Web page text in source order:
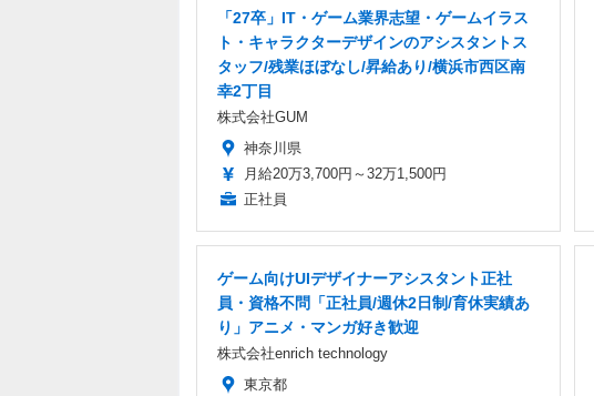
「27卒」IT・ゲーム業界志望・ゲームイラス
ト・キャラクターデザインのアシスタントス
タッフ/残業ほぼなし/昇給あり/横浜市西区南
幸2丁目
株式会社GUM
神奈川県
月給20万3,700円～32万1,500円
正社員
ゲーム向けUIデザイナーアシスタント正社
員・資格不問「正社員/週休2日制/育休実績あ
り」アニメ・マンガ好き歓迎
株式会社enrich technology
東京都